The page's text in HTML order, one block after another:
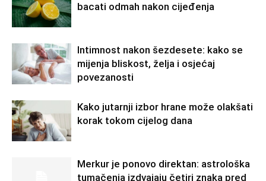
bacati odmah nakon cijeđenja
Intimnost nakon šezdesete: kako se
mijenja bliskost, želja i osjećaj
povezanosti
Kako jutarnji izbor hrane može olakšati
korak tokom cijelog dana
Merkur je ponovo direktan: astrološka
tumačenja izdvajaju četiri znaka pred